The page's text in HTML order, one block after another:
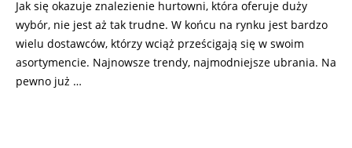
Jak się okazuje znalezienie hurtowni, która oferuje duży
wybór, nie jest aż tak trudne. W końcu na rynku jest bardzo
wielu dostawców, którzy wciąż prześcigają się w swoim
asortymencie. Najnowsze trendy, najmodniejsze ubrania. Na
pewno już …